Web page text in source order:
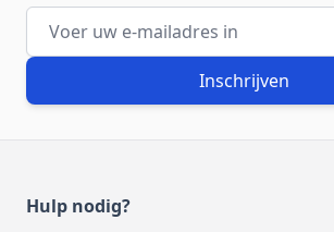
E-mailadres
Inschrijven
Hulp nodig?